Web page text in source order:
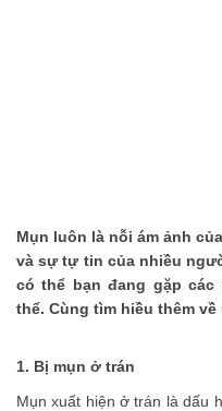
Thái Lan
Mụn luôn là nỗi ám ảnh
và sự tự tin của nhiều
có thể bạn đang gặp
thể. Cùng tìm hiều thêm về
1. Bị mụn ở trán
Mụn xuất hiện ở trán là dấu